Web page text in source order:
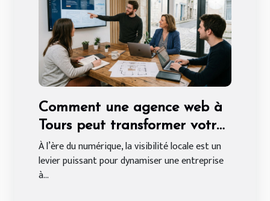
Comment une agence web à
Tours peut transformer votre
entreprise locale
À l’ère du numérique, la visibilité locale est un
levier puissant pour dynamiser une entreprise
à...